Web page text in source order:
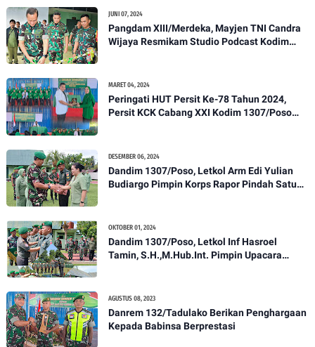
JUNI 07, 2024
Pangdam XIII/Merdeka, Mayjen TNI Candra
Wijaya Resmikam Studio Podcast Kodim
MARET 04, 2024
Peringati HUT Persit Ke-78 Tahun 2024,
Persit KCK Cabang XXI Kodim 1307/Poso
DESEMBER 06, 2024
Dandim 1307/Poso, Letkol Arm Edi Yulian
Budiargo Pimpin Korps Rapor Pindah Satuan
OKTOBER 01, 2024
Dandim 1307/Poso, Letkol Inf Hasroel
Tamin, S.H.,M.Hub.Int. Pimpin Upacara
AGUSTUS 08, 2023
Danrem 132/Tadulako Berikan Penghargaan
Kepada Babinsa Berprestasi